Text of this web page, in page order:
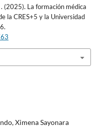
(2025). La formación médica
la CRES+5 y la Universidad
Ximena Sayonara